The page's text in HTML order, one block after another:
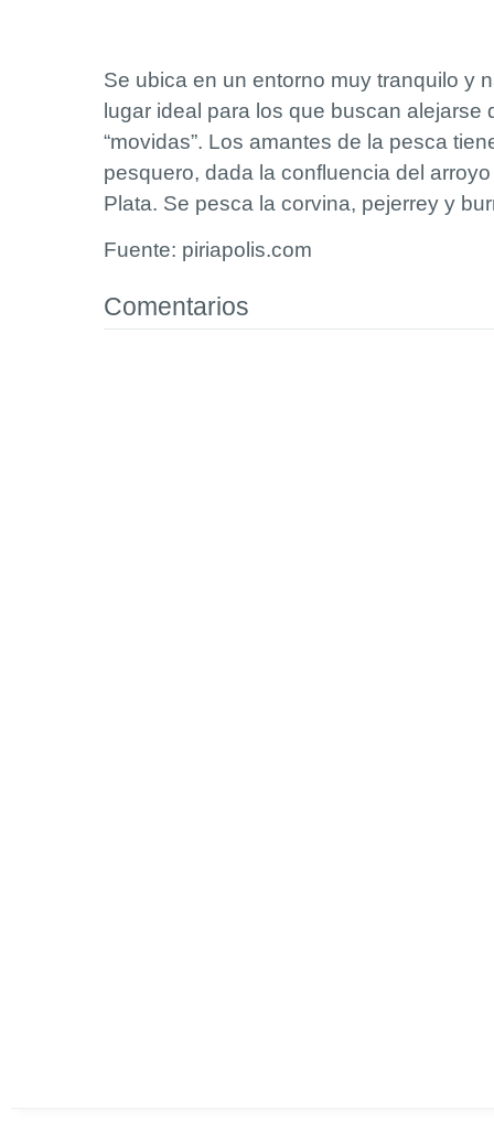
Se ubica en un entorno muy tranquilo y
lugar ideal para los que buscan alejarse
“movidas”. Los amantes de la pesca
pesquero, dada la confluencia del
Plata. Se pesca la corvina, pejerrey y
Fuente: piriapolis.com
Comentarios